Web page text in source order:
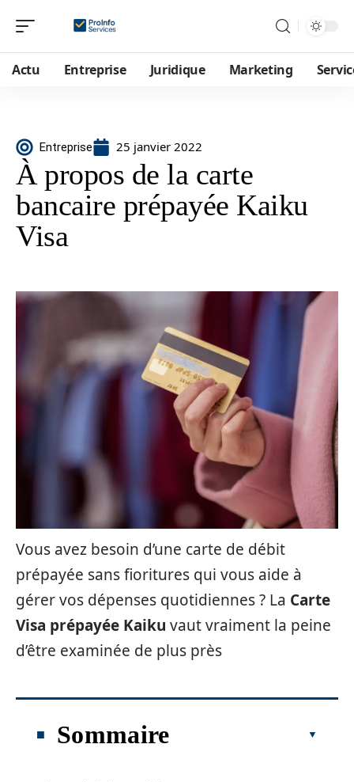
Actu Entreprise Juridique Marketing
Entreprise 25 janvier 2022
À propos de la carte
bancaire prépayée Kaiku
Visa
Vous avez besoin d’une carte de débit
prépayée sans fioritures qui vous aide à
gérer vos dépenses quotidiennes ? La Carte
Visa prépayée Kaiku vaut vraiment la peine
d’être examinée de plus près
Sommaire